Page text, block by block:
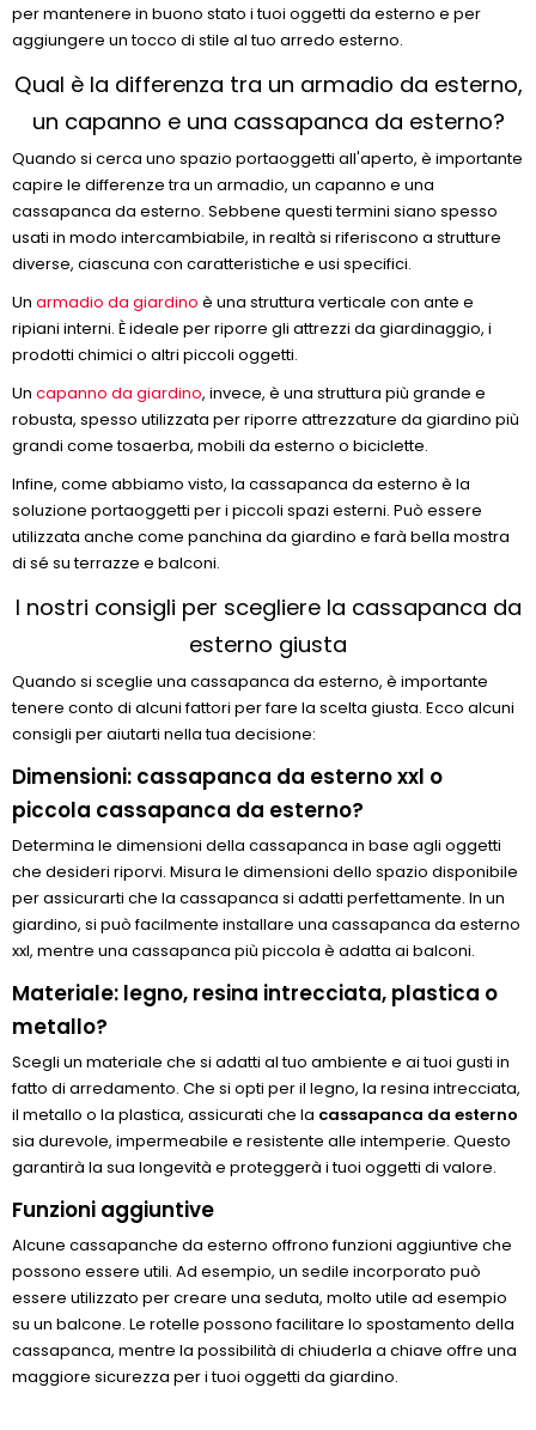
per mantenere in buono stato i tuoi oggetti da esterno e per
aggiungere un tocco di stile al tuo arredo esterno.
Qual è la differenza tra un armadio da esterno,
un capanno e una cassapanca da esterno?
Quando si cerca uno spazio portaoggetti all'aperto, è importante
capire le differenze tra un armadio, un capanno e una
cassapanca da esterno. Sebbene questi termini siano spesso
usati in modo intercambiabile, in realtà si riferiscono a strutture
diverse, ciascuna con caratteristiche e usi specifici.
Un armadio da giardino è una struttura verticale con ante e
ripiani interni. È ideale per riporre gli attrezzi da giardinaggio, i
prodotti chimici o altri piccoli oggetti.
Un capanno da giardino, invece, è una struttura più grande e
robusta, spesso utilizzata per riporre attrezzature da giardino più
grandi come tosaerba, mobili da esterno o biciclette.
Infine, come abbiamo visto, la cassapanca da esterno è la
soluzione portaoggetti per i piccoli spazi esterni. Può essere
utilizzata anche come panchina da giardino e farà bella mostra
di sé su terrazze e balconi.
I nostri consigli per scegliere la cassapanca da
esterno giusta
Quando si sceglie una cassapanca da esterno, è importante
tenere conto di alcuni fattori per fare la scelta giusta. Ecco alcuni
consigli per aiutarti nella tua decisione:
Dimensioni: cassapanca da esterno xxl o
piccola cassapanca da esterno?
Determina le dimensioni della cassapanca in base agli oggetti
che desideri riporvi. Misura le dimensioni dello spazio disponibile
per assicurarti che la cassapanca si adatti perfettamente. In un
giardino, si può facilmente installare una cassapanca da esterno
xxl, mentre una cassapanca più piccola è adatta ai balconi.
Materiale: legno, resina intrecciata, plastica o
metallo?
Scegli un materiale che si adatti al tuo ambiente e ai tuoi gusti in
fatto di arredamento. Che si opti per il legno, la resina intrecciata,
il metallo o la plastica, assicurati che la cassapanca da esterno
sia durevole, impermeabile e resistente alle intemperie. Questo
garantirà la sua longevità e proteggerà i tuoi oggetti di valore.
Funzioni aggiuntive
Alcune cassapanche da esterno offrono funzioni aggiuntive che
possono essere utili. Ad esempio, un sedile incorporato può
essere utilizzato per creare una seduta, molto utile ad esempio
su un balcone. Le rotelle possono facilitare lo spostamento della
cassapanca, mentre la possibilità di chiuderla a chiave offre una
maggiore sicurezza per i tuoi oggetti da giardino.